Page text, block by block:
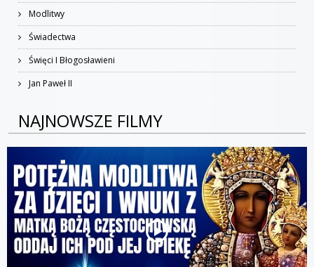
Modlitwy
Świadectwa
Święci I Błogosławieni
Jan Paweł II
NAJNOWSZE FILMY